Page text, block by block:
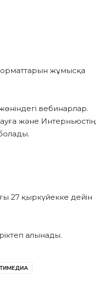
жұмысқа
вебинарлар.
және Интерньюстің
27 қыркүйекке дейін
алынады.